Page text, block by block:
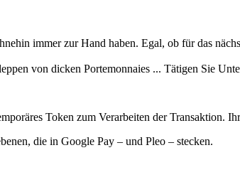
immer zur Hand haben. Egal, ob für das
von dicken Portemonnaies ... Tätigen Sie
Token zum Verarbeiten der Transaktion.
die in Google Pay – und Pleo – stecken.